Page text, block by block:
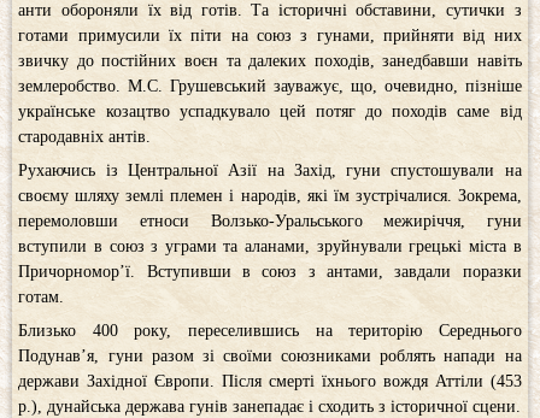
анти обороняли їх від готів. Та історичні обставини, сутички з
готами примусили їх піти на союз з гунами, прийняти від них
звичку до постійних воєн та далеких походів, занедбавши навіть
землеробство. М.С. Грушевський зауважує, що, очевидно, пізніше
українське козацтво успадкувало цей потяг до походів саме від
стародавніх антів.
Рухаючись із Центральної Азії на Захід, гуни спустошували на
своєму шляху землі племен і народів, які їм зустрічалися. Зокрема,
перемоловши етноси Волзько-Уральського межиріччя, гуни
вступили в союз з уграми та аланами, зруйнували грецькі міста в
Причорномор’ї. Вступивши в союз з антами, завдали поразки
готам.
Близько 400 року, переселившись на територію Середнього
Подунав’я, гуни разом зі своїми союзниками роблять напади на
держави Західної Європи. Після смерті їхнього вождя Аттіли (453
р.), дунайська держава гунів занепадає і сходить з історичної сцени.